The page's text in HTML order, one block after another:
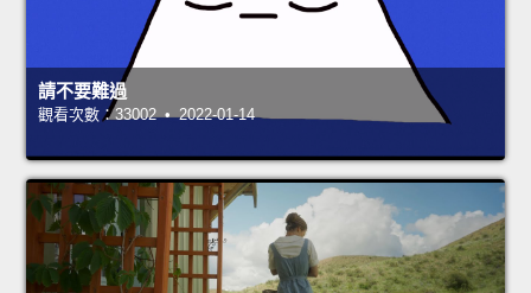
請不要難過
觀看次數：33002 • 2022-01-14